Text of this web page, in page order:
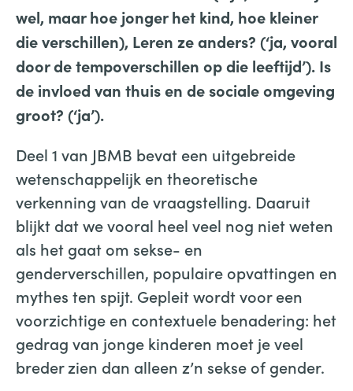
wel, maar hoe jonger het kind, hoe kleiner
die verschillen), Leren ze anders? (‘ja, vooral
door de tempoverschillen op die leeftijd’). Is
de invloed van thuis en de sociale omgeving
groot? (‘ja’).
Deel 1 van JBMB bevat een uitgebreide
wetenschappelijk en theoretische
verkenning van de vraagstelling. Daaruit
blijkt dat we vooral heel veel nog niet weten
als het gaat om sekse- en
genderverschillen, populaire opvattingen en
mythes ten spijt. Gepleit wordt voor een
voorzichtige en contextuele benadering: het
gedrag van jonge kinderen moet je veel
breder zien dan alleen z’n sekse of gender.